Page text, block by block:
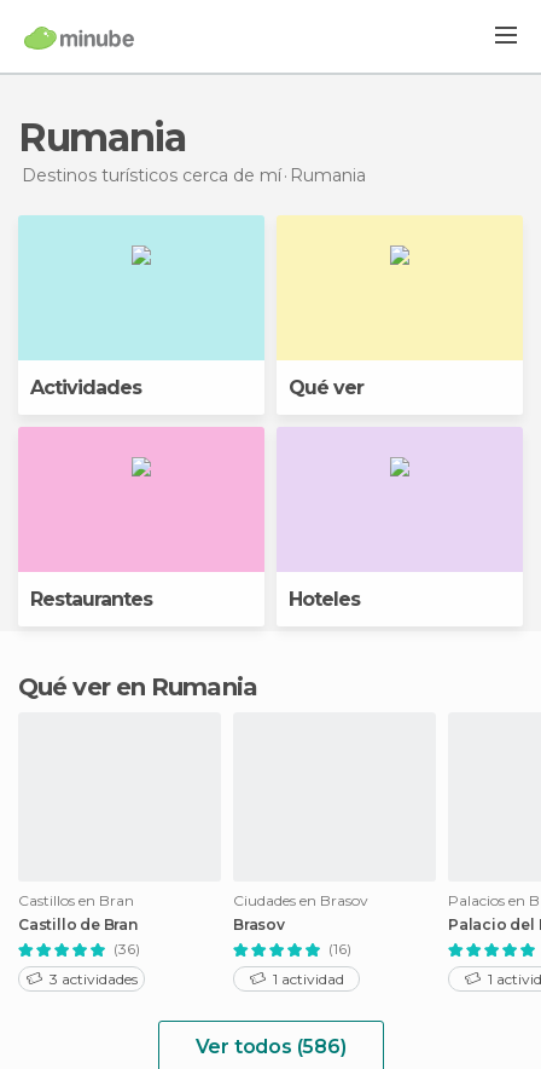
Rumania
Destinos turísticos cerca de mí Rumania
Actividades Qué ver
Restaurantes Hoteles
Qué ver en Rumania
Castillos en Bran
Castillo de Bran
(36)
3 actividades
Ciudades en Brasov
Brasov
(16)
1 actividad
Palacios en
Palacio del
1
Ver todos (586)